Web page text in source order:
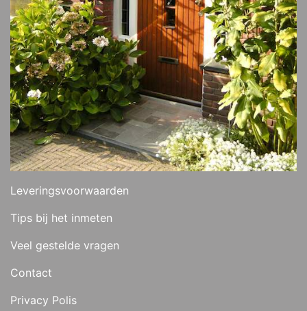
Leveringsvoorwaarden
Tips bij het inmeten
Veel gestelde vragen
Contact
Privacy Polis